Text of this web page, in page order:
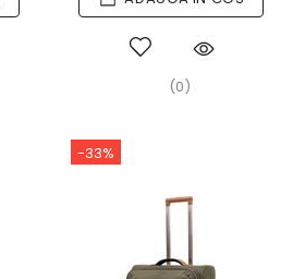
(0)
-33%